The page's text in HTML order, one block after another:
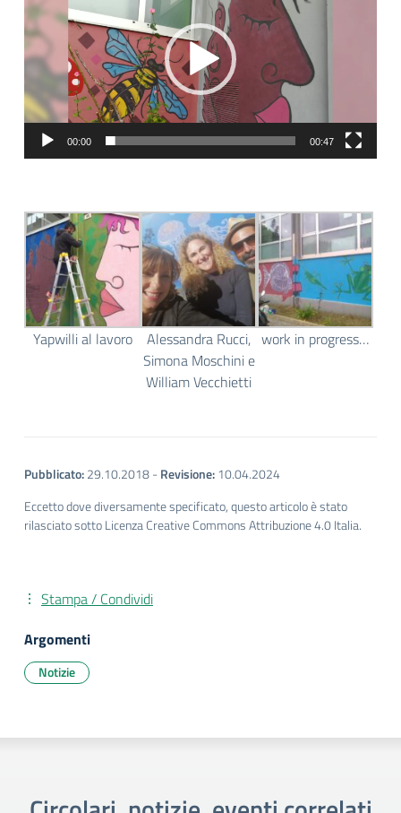
00:00 00:47
Yapwilli al lavoro
Alessandra Rucci,
Simona Moschini e
William Vecchietti
work in progress…
Pubblicato:29.10.2018-Revisione:10.04.2024
Eccetto dove diversamente specificato, questo articolo è stato
rilasciato sotto Licenza Creative Commons Attribuzione 4.0 Italia.
Stampa / Condividi
Argomenti
Notizie